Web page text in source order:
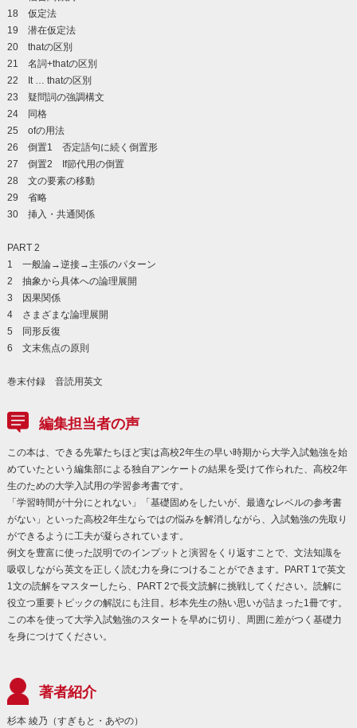
18 仮定法
19 潜在仮定法
20 thatの区別
21 名詞+thatの区別
22 It … thatの区別
23 疑問詞の強調構文
24 同格
25 ofの用法
26 倒置1 否定語句に続く倒置形
27 倒置2 If節代用の倒置
28 文の要素の移動
29 省略
30 挿入・共通関係
PART 2
1 一般論→逆接→主張のパターン
2 抽象から具体への論理展開
3 因果関係
4 さまざまな論理展開
5 同形反復
6 文末焦点の原則
巻末付録 音読用英文
編集担当者の声
この本は、できる先輩たちほど実は高校2年生の早い時期から大学入試勉強を始
めていたという編集部による独自アンケートの結果を受けて作られた、高校2年
生のための大学入試用の学習参考書です。
「学習時間が十分にとれない」「基礎固めをしたいが、最適なレベルの参考書
がない」といった高校2年生ならではの悩みを解消しながら、入試勉強の先取り
ができるように工夫が凝らされています。
例文を豊富に使った説明でのインプットと演習をくり返すことで、文法知識を
吸収しながら英文を正しく読む力を身につけることができます。PART 1で英文
1文の読解をマスターしたら、PART 2で長文読解に挑戦してください。読解に
役立つ重要トピックの解説にも注目。杉本先生の熱い思いが詰まった1冊です。
この本を使って大学入試勉強のスタートを早めに切り、周囲に差がつく基礎力
を身につけてください。
著者紹介
杉本 綾乃（すぎもと・あやの）